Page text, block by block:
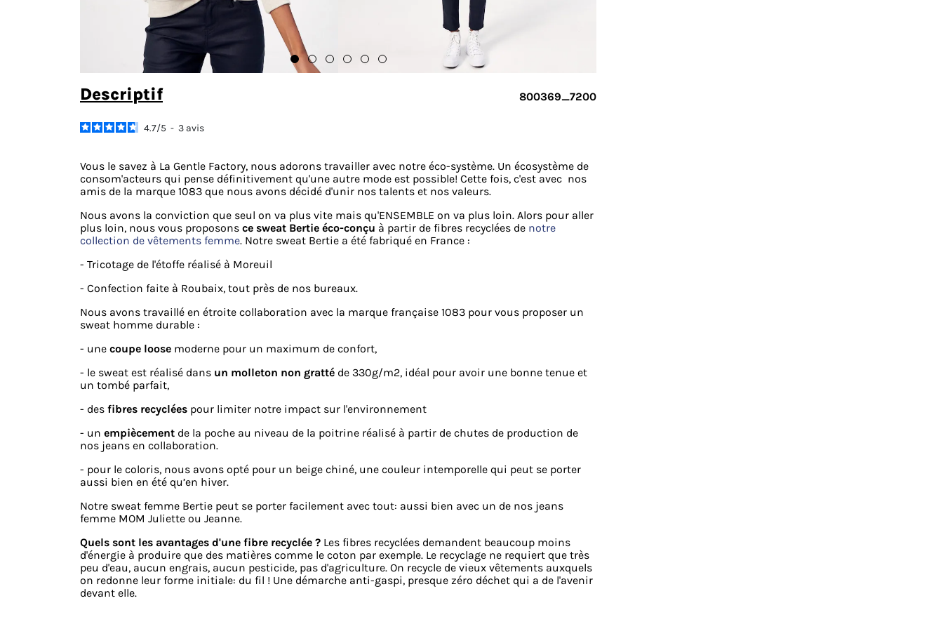
descriptif 800369_7200
4.7/5 - 3 avis
Vous le savez à La Gentle Factory, nous adorons travailler avec notre éco-système. Un écosystème de
consom'acteurs qui pense définitivement qu'une autre mode est possible! Cette fois, c'est avec nos
amis de la marque 1083 que nous avons décidé d'unir nos talents et nos valeurs.
Nous avons la conviction que seul on va plus vite mais qu'ENSEMBLE on va plus loin. Alors pour aller
plus loin, nous vous proposons ce sweat Bertie éco-conçu à partir de fibres recyclées de notre
collection de vêtements femme. Notre sweat Bertie a été fabriqué en France :
- Tricotage de l'étoffe réalisé à Moreuil
- Confection faite à Roubaix, tout près de nos bureaux.
Nous avons travaillé en étroite collaboration avec la marque française 1083 pour vous proposer un
sweat homme durable :
- une coupe loose moderne pour un maximum de confort,
- le sweat est réalisé dans un molleton non gratté de 330g/m2, idéal pour avoir une bonne tenue et
un tombé parfait,
- des fibres recyclées pour limiter notre impact sur l'environnement
- un empiècement de la poche au niveau de la poitrine réalisé à partir de chutes de production de
nos jeans en collaboration.
- pour le coloris, nous avons opté pour un beige chiné, une couleur intemporelle qui peut se porter
aussi bien en été qu’en hiver.
Notre sweat femme Bertie peut se porter facilement avec tout: aussi bien avec un de nos jeans
femme MOM Juliette ou Jeanne.
Quels sont les avantages d'une fibre recyclée ? Les fibres recyclées demandent beaucoup moins
d'énergie à produire que des matières comme le coton par exemple. Le recyclage ne requiert que très
peu d'eau, aucun engrais, aucun pesticide, pas d'agriculture. On recycle de vieux vêtements auxquels
on redonne leur forme initiale: du fil ! Une démarche anti-gaspi, presque zéro déchet qui a de l'avenir
devant elle.